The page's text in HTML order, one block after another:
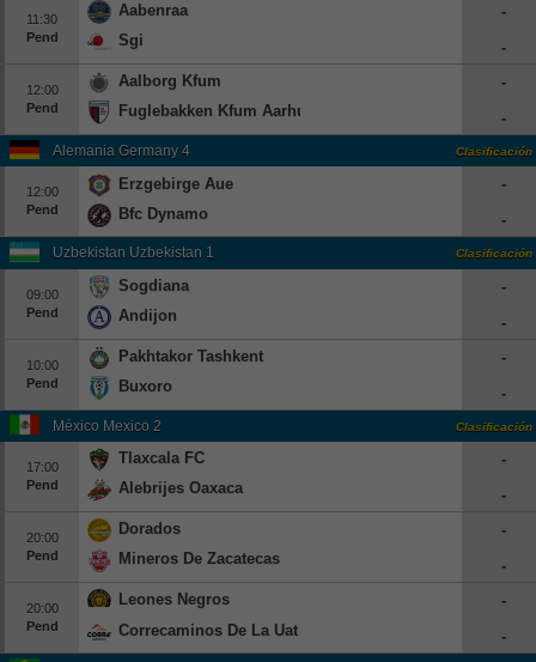
11:30
Pend
Aabenraa
Sgi
-
-
12:00
Pend
Aalborg Kfum
Fuglebakken Kfum Aarhus
-
-
Alemania Germany 4 Clasificación
12:00
Pend
Erzgebirge Aue
Bfc Dynamo
-
-
Uzbekistan Uzbekistan 1 Clasificación
09:00
Pend
Sogdiana
Andijon
-
-
10:00
Pend
Pakhtakor Tashkent
Buxoro
-
-
México Mexico 2 Clasificación
17:00
Pend
Tlaxcala FC
Alebrijes Oaxaca
-
-
20:00
Pend
Dorados
Mineros De Zacatecas
-
-
20:00
Pend
Leones Negros
Correcaminos De La Uat
-
-